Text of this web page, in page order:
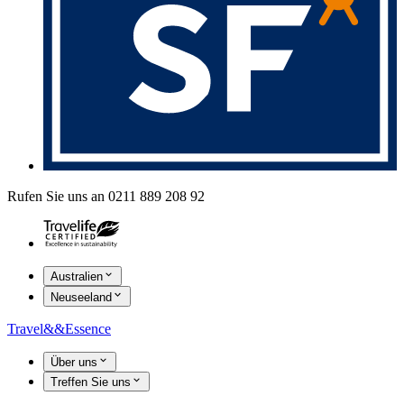
Rufen Sie uns an 0211 889 208 92
Australien
Neuseeland
Travel&&Essence
Über uns
Treffen Sie uns